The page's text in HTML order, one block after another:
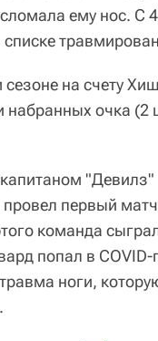
ему нос. С
списке
на счету
набранных очка (2
"Девилз"
провел первый
команда
попал в COVID-
ноги,